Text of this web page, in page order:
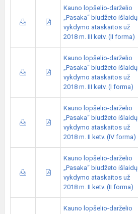
Kauno lopšelio-darželio
„Pasaka“ biudžeto išlaidų
vykdymo ataskaitos už
2018 m. III ketv. (II forma)
Kauno lopšelio-darželio
„Pasaka“ biudžeto išlaidų
vykdymo ataskaitos už
2018 m. III ketv. (I forma)
Kauno lopšelio-darželio
„Pasaka“ biudžeto išlaidų
vykdymo ataskaitos už
2018 m. II ketv. (IV forma)
Kauno lopšelio-darželio
„Pasaka“ biudžeto išlaidų
vykdymo ataskaitos už
2018 m. II ketv. (II forma)
Kauno lopšelio-darželio